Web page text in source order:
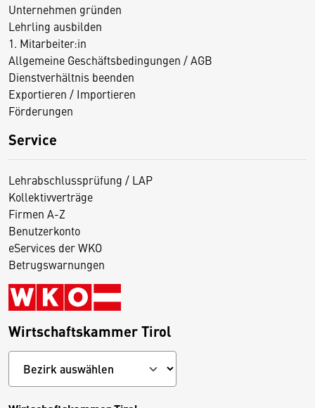
Unternehmen gründen
Lehrling ausbilden
1. Mitarbeiter:in
Allgemeine Geschäftsbedingungen / AGB
Dienstverhältnis beenden
Exportieren / Importieren
Förderungen
Service
Lehrabschlussprüfung / LAP
Kollektivverträge
Firmen A-Z
Benutzerkonto
eServices der WKO
Betrugswarnungen
Wirtschaftskammer Tirol